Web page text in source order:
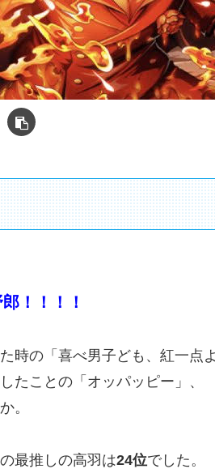
！！！！
時の「喜べ男子ども、紅一点よ
たことの「オッパッピー」、
。
最推しの高羽は24位でした。